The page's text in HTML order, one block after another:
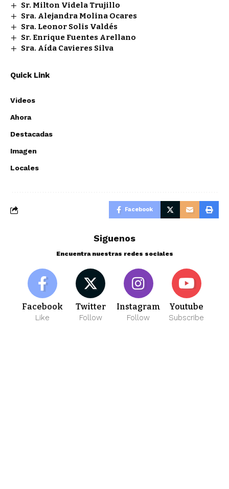
Sr. Milton Videla Trujillo
Sra. Alejandra Molina Ocares
Sra. Leonor Solis Valdés
Sr. Enrique Fuentes Arellano
Sra. Aída Cavieres Silva
Quick Link
Videos
Ahora
Destacadas
Imagen
Locales
Facebook
Siguenos
Encuentra nuestras redes sociales
Facebook
Like
Twitter
Follow
Instagram
Follow
Youtube
Subscribe